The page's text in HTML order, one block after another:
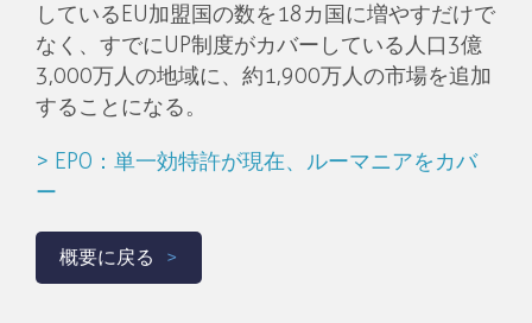
しているEU加盟国の数を18カ国に増やすだけで
なく、すでにUP制度がカバーしている人口3億
3,000万人の地域に、約1,900万人の市場を追加
することになる。
> EPO：単一効特許が現在、ルーマニアをカバ
ー
概要に戻る